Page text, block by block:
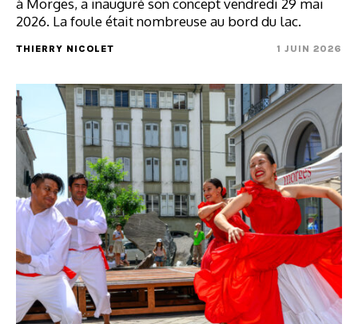
à Morges, a inauguré son concept vendredi 29 mai
2026. La foule était nombreuse au bord du lac.
THIERRY NICOLET 1 JUIN 2026